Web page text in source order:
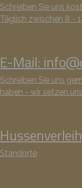
Schreiben Sie uns
Täglich zwischen 8 -
E-Mail:
Schreiben Sie uns
haben - wir setzen
Hussenverleih
Standorte